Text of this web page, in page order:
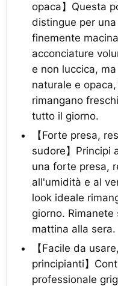
opaca】Questa
distingue per
finemente
acconciature
e non luccica,
naturale e
rimangano
tutto il giorno.
【Forte presa,
sudore】Principi
una forte presa,
all'umidità e al
look ideale
giorno.
mattina alla sera.
【Facile da
principianti】
professionale